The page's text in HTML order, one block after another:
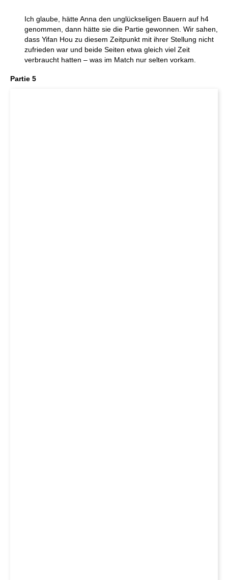
Ich glaube, hätte Anna den unglückseligen Bauern auf h4
genommen, dann hätte sie die Partie gewonnen. Wir sahen,
dass Yifan Hou zu diesem Zeitpunkt mit ihrer Stellung nicht
zufrieden war und beide Seiten etwa gleich viel Zeit
verbraucht hatten – was im Match nur selten vorkam.
Partie 5